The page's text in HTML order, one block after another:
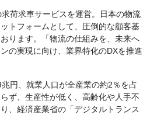
荷求車サービスを運営。日本の物流
トフォームとして、圧倒的な顧客基
ります。「物流の仕組みを、未来へ
の実現に向け、業界特化のDXを推進
円、就業人口が全産業の約2％を占
ず、生産性が低く、高齢化や人手不
、経済産業省の「デジタルトランス